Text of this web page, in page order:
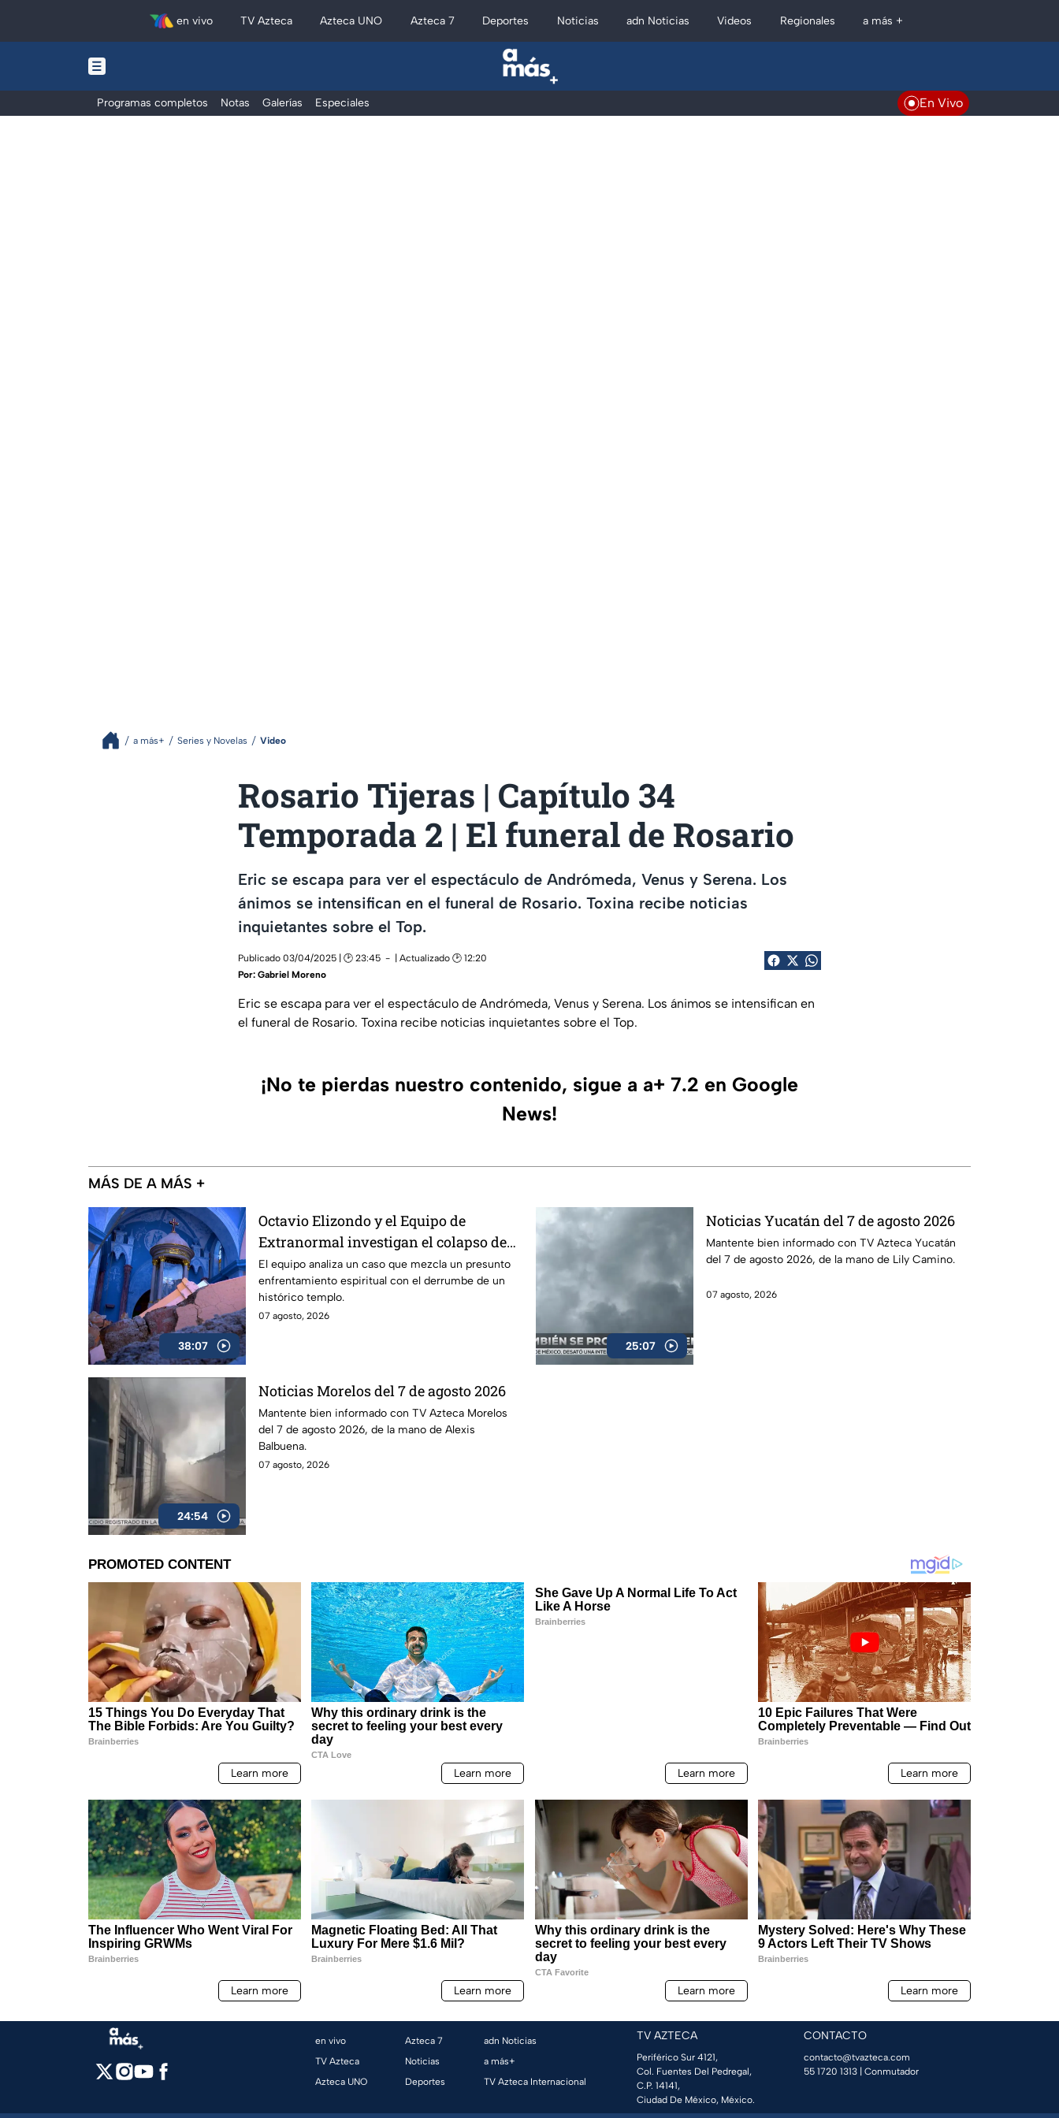
en vivo TV Azteca Azteca UNO Azteca 7 Deportes Noticias adn Noticias Videos Regionales a más +
Programas completos Notas Galerías Especiales En Vivo
a más+ Series y Novelas Video
Rosario Tijeras | Capítulo 34
Temporada 2 | El funeral de Rosario
Eric se escapa para ver el espectáculo de Andrómeda, Venus y Serena. Los
ánimos se intensifican en el funeral de Rosario. Toxina recibe noticias
inquietantes sobre el Top.
Publicado 03/04/2025 | 🕑 23:45
| Actualizado 🕑 12:20
Por: Gabriel Moreno
Eric se escapa para ver el espectáculo de Andrómeda, Venus y Serena. Los ánimos se intensifican en
el funeral de Rosario. Toxina recibe noticias inquietantes sobre el Top.
¡No te pierdas nuestro contenido, sigue a a+ 7.2 en Google
News!
MÁS DE A MÁS +
38:07
Octavio Elizondo y el Equipo de
Extranormal investigan el colapso de
un templo y una presunta batalla
espiritual
El equipo analiza un caso que mezcla un presunto
enfrentamiento espiritual con el derrumbe de un
histórico templo.
07 agosto, 2026
25:07
Noticias Yucatán del 7 de agosto 2026
Mantente bien informado con TV Azteca Yucatán
del 7 de agosto 2026, de la mano de Lily Camino.
07 agosto, 2026
24:54
Noticias Morelos del 7 de agosto 2026
Mantente bien informado con TV Azteca Morelos
del 7 de agosto 2026, de la mano de Alexis
Balbuena.
07 agosto, 2026
en vivo
TV Azteca
Azteca UNO
Azteca 7
Noticias
Deportes
adn Noticias
a más+
TV Azteca Internacional
TV AZTECA
Periférico Sur 4121,
Col. Fuentes Del Pedregal,
C.P. 14141,
Ciudad De México, México.
CONTACTO
contacto@tvazteca.com
55 1720 1313 | Conmutador